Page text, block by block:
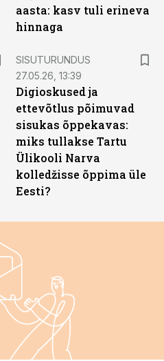
aasta: kasv tuli erineva
hinnaga
SISUTURUNDUS
27.05.26, 13:39
Digioskused ja
ettevõtlus põimuvad
sisukas õppekavas:
miks tullakse Tartu
Ülikooli Narva
kolledžisse õppima üle
Eesti?